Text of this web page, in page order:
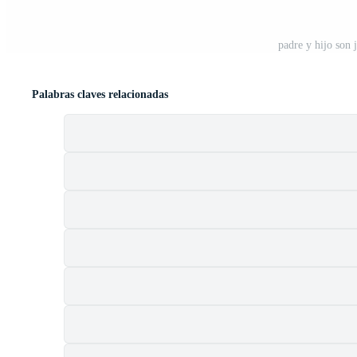
padre y hijo son
Palabras claves relacionadas